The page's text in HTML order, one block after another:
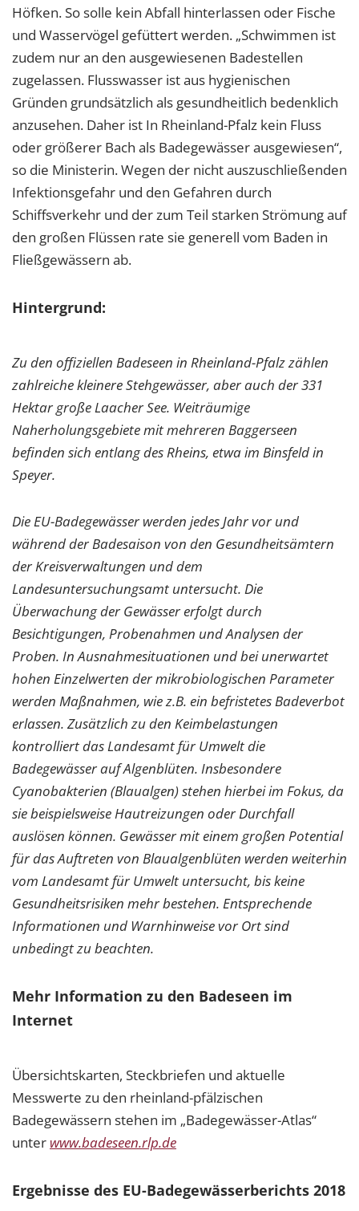
Höfken. So solle kein Abfall hinterlassen oder Fische
und Wasservögel gefüttert werden. „Schwimmen ist
zudem nur an den ausgewiesenen Badestellen
zugelassen. Flusswasser ist aus hygienischen
Gründen grundsätzlich als gesundheitlich bedenklich
anzusehen. Daher ist In Rheinland-Pfalz kein Fluss
oder größerer Bach als Badegewässer ausgewiesen“,
so die Ministerin. Wegen der nicht auszuschließenden
Infektionsgefahr und den Gefahren durch
Schiffsverkehr und der zum Teil starken Strömung auf
den großen Flüssen rate sie generell vom Baden in
Fließgewässern ab.
Hintergrund:
Zu den offiziellen Badeseen in Rheinland-Pfalz zählen
zahlreiche kleinere Stehgewässer, aber auch der 331
Hektar große Laacher See. Weiträumige
Naherholungsgebiete mit mehreren Baggerseen
befinden sich entlang des Rheins, etwa im Binsfeld in
Speyer.
Die EU-Badegewässer werden jedes Jahr vor und
während der Badesaison von den Gesundheitsämtern
der Kreisverwaltungen und dem
Landesuntersuchungsamt untersucht. Die
Überwachung der Gewässer erfolgt durch
Besichtigungen, Probenahmen und Analysen der
Proben. In Ausnahmesituationen und bei unerwartet
hohen Einzelwerten der mikrobiologischen Parameter
werden Maßnahmen, wie z.B. ein befristetes Badeverbot
erlassen. Zusätzlich zu den Keimbelastungen
kontrolliert das Landesamt für Umwelt die
Badegewässer auf Algenblüten. Insbesondere
Cyanobakterien (Blaualgen) stehen hierbei im Fokus, da
sie beispielsweise Hautreizungen oder Durchfall
auslösen können. Gewässer mit einem großen Potential
für das Auftreten von Blaualgenblüten werden weiterhin
vom Landesamt für Umwelt untersucht, bis keine
Gesundheitsrisiken mehr bestehen. Entsprechende
Informationen und Warnhinweise vor Ort sind
unbedingt zu beachten.
Mehr Information zu den Badeseen im
Internet
Übersichtskarten, Steckbriefen und aktuelle
Messwerte zu den rheinland-pfälzischen
Badegewässern stehen im „Badegewässer-Atlas“
unter www.badeseen.rlp.de
Ergebnisse des EU-Badegewässerberichts 2018